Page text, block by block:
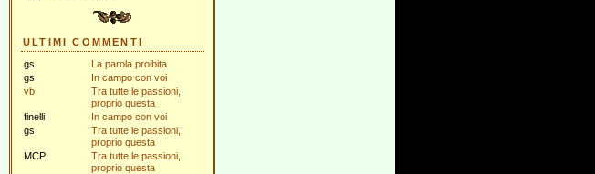
ULTIMI COMMENTI
gs
La parola proibita
gs
In campo con voi
vb
Tra tutte le passioni,
proprio questa
finelli
In campo con voi
gs
Tra tutte le passioni,
proprio questa
MCP
Tra tutte le passioni,
proprio questa